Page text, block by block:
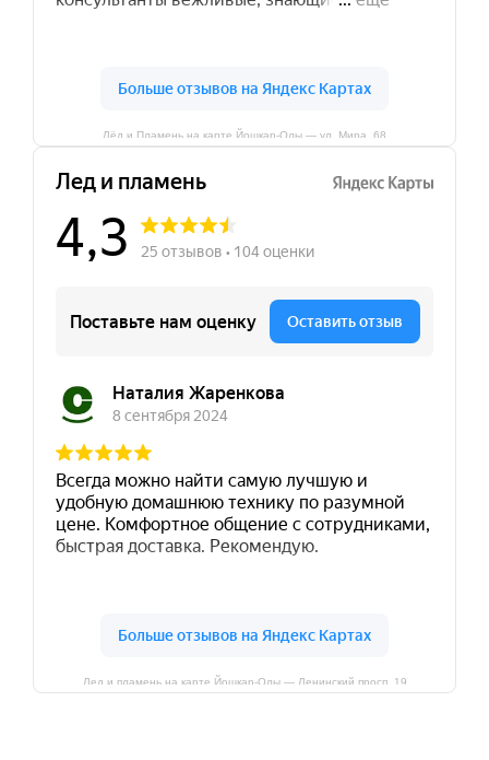
Лёд и Пламень на карте Йошкар‑Олы — ул. Мира, 68
Лед и пламень на карте Йошкар‑Олы — Ленинский просп.,19